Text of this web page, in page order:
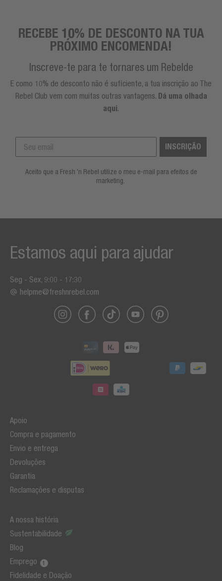
RECEBE 10% DE DESCONTO NA TUA
PRÓXIMO ENCOMENDA!
Inscreve-te para te tornares um Rebelde
E como 10% de desconto não é suficiente, a tua inscrição ao The
Rebel Club vem com muitas outras vantagens. Dá uma olhada
aqui
INSCRIÇÃO
Aceito que a Fresh 'n Rebel utilize o meu e-mail para efeitos de
marketing.
Apoio
Compra e pagamento
Envio e entrega
Devoluções
Garantia
Reclamações e disputas
A nossa história
Sustentabilidade
Blog
Emprego
Fidelidade e Doação
Estamos aqui para ajudar
Seg - Sex, 9:00 - 17:30
helpme@freshnrebel.com